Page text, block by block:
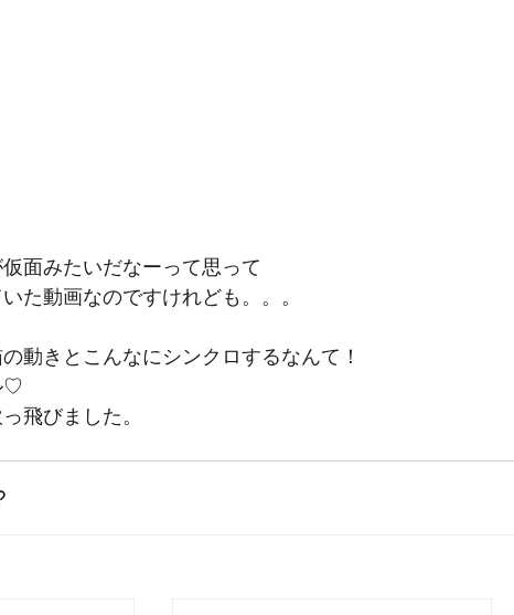
面みたいだなーって思って
た動画なのですけれども。。。
動きとこんなにシンクロするなんて！
♡
飛びました。